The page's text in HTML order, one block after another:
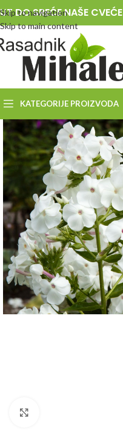
Skip to navigation
Skip to main content
DO SREĆE NAŠE CVEĆE
KATEGORIJE PROIZVODA